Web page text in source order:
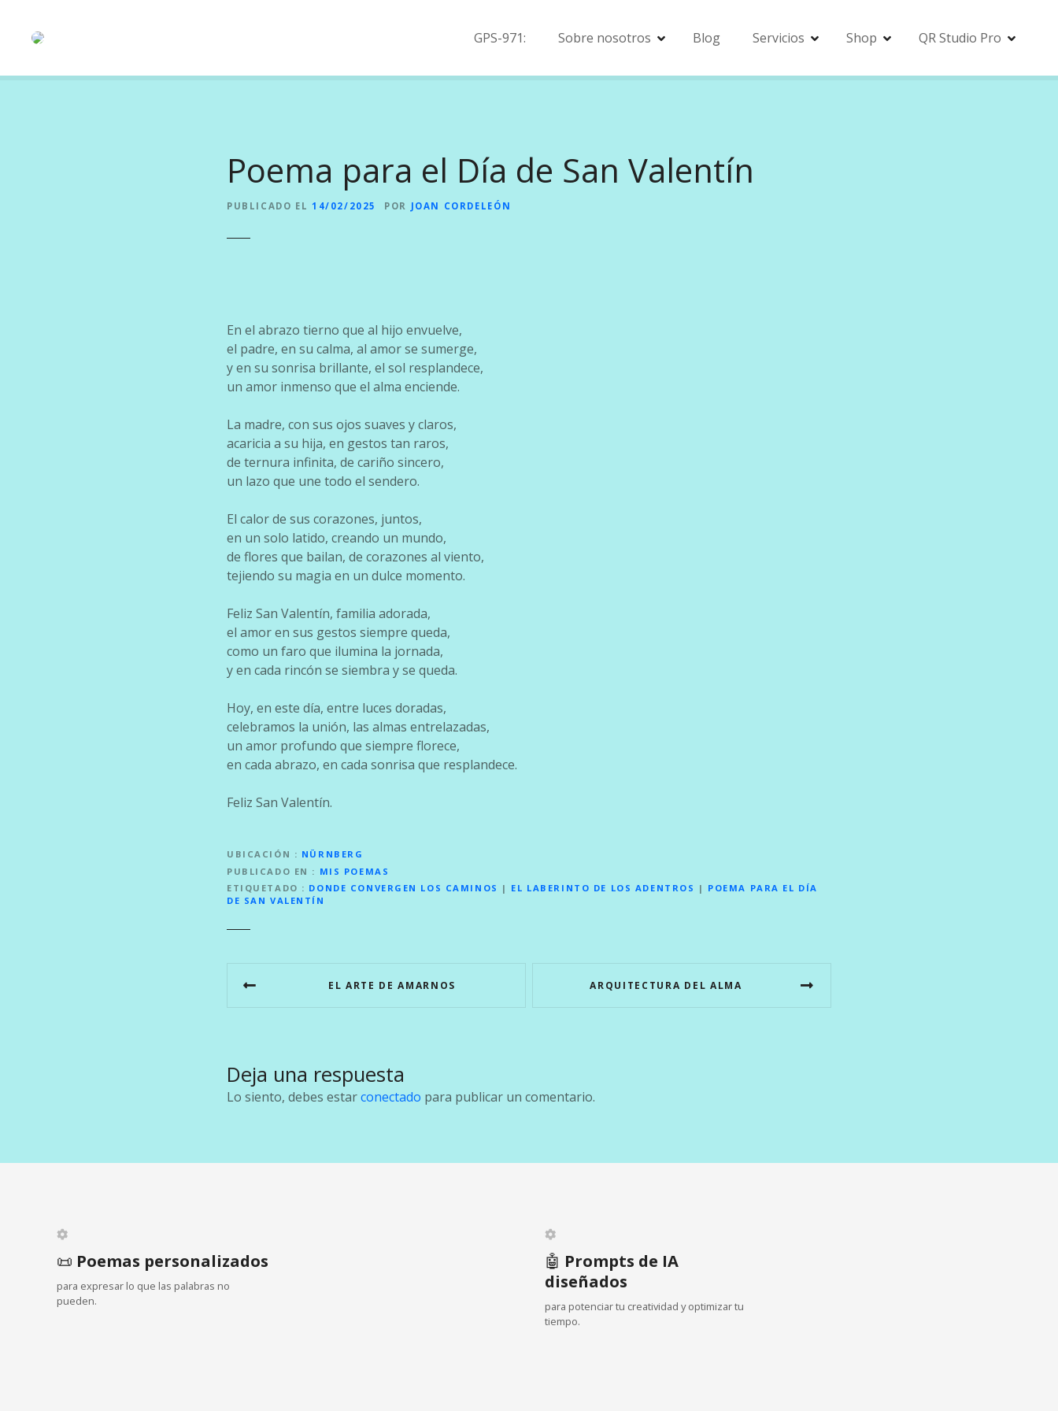
GPS-971: Sobre nosotros Blog Servicios Shop QR Studio Pro
Poema para el Día de San Valentín
PUBLICADO EL 14/02/2025 POR JOAN CORDELEÓN
En el abrazo tierno que al hijo envuelve,
el padre, en su calma, al amor se sumerge,
y en su sonrisa brillante, el sol resplandece,
un amor inmenso que el alma enciende.
La madre, con sus ojos suaves y claros,
acaricia a su hija, en gestos tan raros,
de ternura infinita, de cariño sincero,
un lazo que une todo el sendero.
El calor de sus corazones, juntos,
en un solo latido, creando un mundo,
de flores que bailan, de corazones al viento,
tejiendo su magia en un dulce momento.
Feliz San Valentín, familia adorada,
el amor en sus gestos siempre queda,
como un faro que ilumina la jornada,
y en cada rincón se siembra y se queda.
Hoy, en este día, entre luces doradas,
celebramos la unión, las almas entrelazadas,
un amor profundo que siempre florece,
en cada abrazo, en cada sonrisa que resplandece.
Feliz San Valentín.
UBICACIÓN
NÜRNBERG
PUBLICADO EN
MIS POEMAS
ETIQUETADO
DONDE CONVERGEN LOS CAMINOS | EL LABERINTO DE LOS ADENTROS | POEMA PARA EL DÍA
DE SAN VALENTÍN
N
e
g
c
n
d
EL ARTE DE AMARNOS ARQUITECTURA DEL ALMA
Deja una respuesta
Lo siento, debes estarconectado para publicar un comentario.
📜 Poemas personalizados
para expresar lo que las palabras no
pueden.
🤖 Prompts de IA
diseñados
para potenciar tu creatividad y optimizar tu
tiempo.